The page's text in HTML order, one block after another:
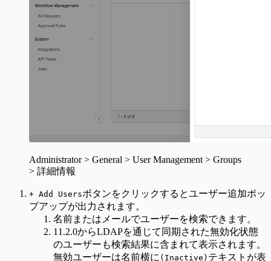
Administrator > General > User Management > Groups
> 詳細情報
+ Add Usersボタンをクリックするとユーザー追加ポッ
プアップが出力されます。
名前またはメールでユーザーを検索できます。
11.2.0からLDAPを通じて同期された無効化状態
のユーザーも検索結果に含まれて表示されます。
無効ユーザーは名前横に (Inactive) テキストが表